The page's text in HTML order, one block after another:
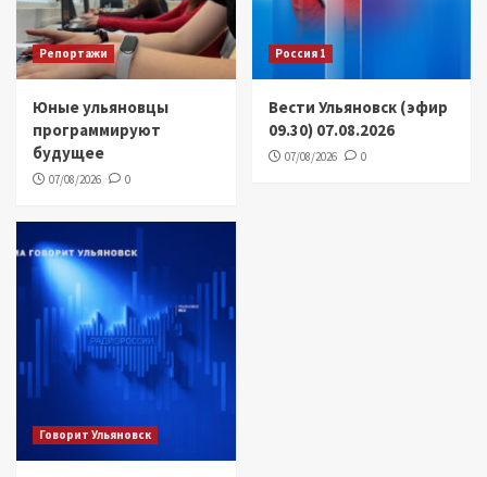
Репортажи
Юные ульяновцы
программируют
будущее
07/08/2026 0
Россия 1
Вести Ульяновск (эфир
09.30) 07.08.2026
07/08/2026 0
Говорит Ульяновск